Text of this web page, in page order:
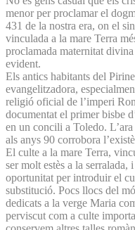
menor per proclamar el
431 de la nostra era, on el
vinculada a la mare Terra
proclamada maternitat
evident.
Els antics habitants del
evangelitzadora,
religió oficial de l’imperi
documentat el primer bisbe
en un concili a Toledo.
als anys 90 corrobora
El culte a la mare Terra,
ser molt estès a la
oportunitat per introduir el
substitució. Pocs llocs del
dedicats a la verge Maria
perviscut com a culte